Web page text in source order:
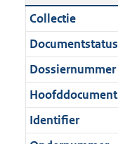
c
t
i
e
n
t
:
3
6
4
K
Collectie
Documentstatus
Dossiernummer
Hoofddocument
Identifier